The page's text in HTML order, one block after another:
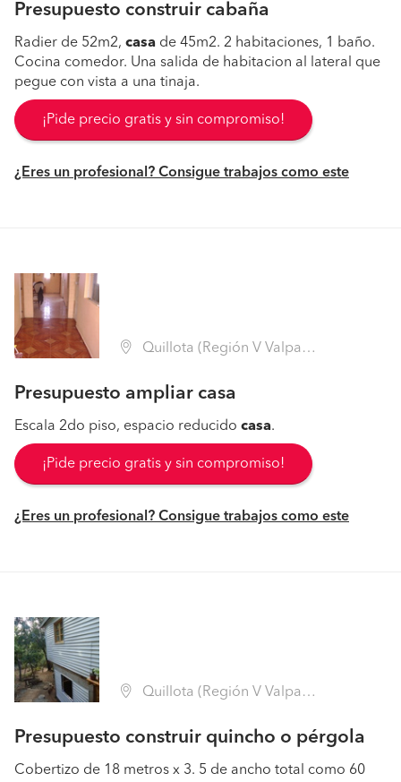
Presupuesto construir cabaña
Radier de 52m2, casa de 45m2. 2 habitaciones, 1 baño.
Cocina comedor. Una salida de habitacion al lateral que
pegue con vista a una tinaja.
¡Pide precio gratis y sin compromiso!
¿Eres un profesional? Consigue trabajos como este
Quillota (Región V Valparaíso - Quillota)
Presupuesto ampliar casa
Escala 2do piso, espacio reducido casa.
¡Pide precio gratis y sin compromiso!
¿Eres un profesional? Consigue trabajos como este
Quillota (Región V Valparaíso - Quillota)
Presupuesto construir quincho o pérgola
Cobertizo de 18 metros x 3. 5 de ancho total como 60